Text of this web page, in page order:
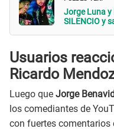
Jorge Luna y
SILENCIO y
Usuarios
Ricardo
Luego que Jorge
los comediantes de
con fuertes comentarios